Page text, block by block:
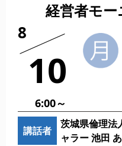
経営者モ
8
10
6:00～
講話者
茨城県倫理法
ャラー 池田